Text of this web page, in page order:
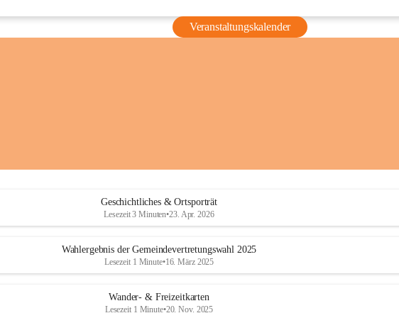
Veranstaltungskalender
Geschichtliches & Ortsporträt
Lesezeit 3 Minuten•23. Apr. 2026
Wahlergebnis der Gemeindevertretungswahl 2025
Lesezeit 1 Minute•16. März 2025
Wander- & Freizeitkarten
Lesezeit 1 Minute•20. Nov. 2025